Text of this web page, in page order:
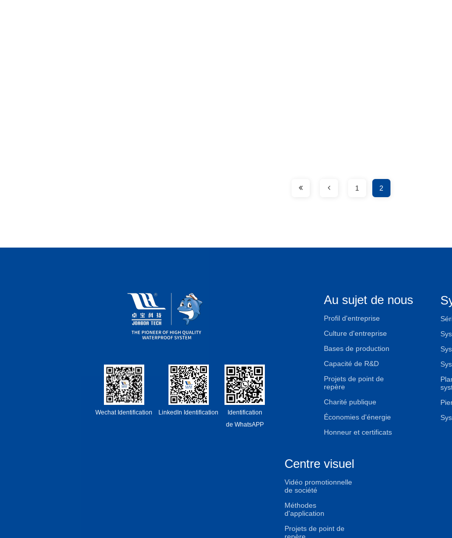
1 2
Wechat Identification LinkedIn Identification
Identification
de WhatsAPP
Au sujet de nous
Profil d'entreprise
Culture d'entreprise
Bases de production
Capacité de R&D
Projets de point de
repère
Charité publique
Économies d'énergie
Honneur et certificats
Centre visuel
Vidéo promotionnelle
de société
Méthodes
d'application
Projets de point de